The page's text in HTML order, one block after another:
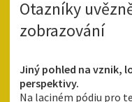
Otazníky
zobrazování
Jiný pohled na vznik,
perspektivy.
Na laciném pódiu pro